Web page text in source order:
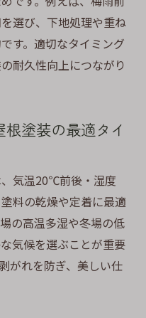
選び、下地処理や重ね
す。適切なタイミング
耐久性向上につながり
塗装の最適タイ
気温20℃前後・湿度
料の乾燥や定着に最適
の高温多湿や冬場の低
気候を選ぶことが重要
がれを防ぎ、美しい仕